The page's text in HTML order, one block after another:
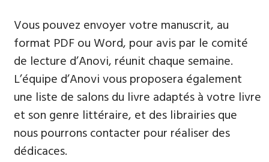
Vous pouvez envoyer votre manuscrit, au
format PDF ou Word, pour avis par le comité
de lecture d’Anovi, réunit chaque semaine.
L’équipe d’Anovi vous proposera également
une liste de salons du livre adaptés à votre livre
et son genre littéraire, et des librairies que
nous pourrons contacter pour réaliser des
dédicaces.